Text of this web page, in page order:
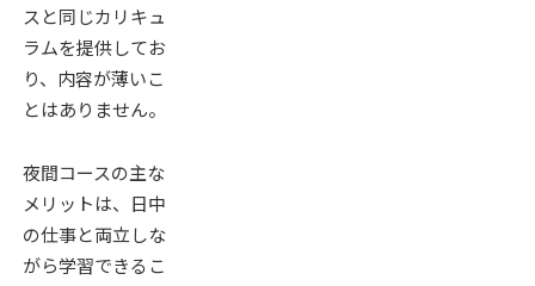
スと同じカリキュ
ラムを提供してお
り、内容が薄いこ
とはありません。
夜間コースの主な
メリットは、日中
の仕事と両立しな
がら学習できるこ